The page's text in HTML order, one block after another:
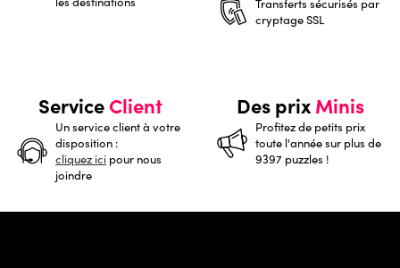
Transferts sécurisés par
cryptage SSL
ServiceClient
Un service client à votre
disposition :
cliquez ici pour nous
joindre
Des prixMinis
Profitez de petits prix
toute l'année sur plus de
9397 puzzles !